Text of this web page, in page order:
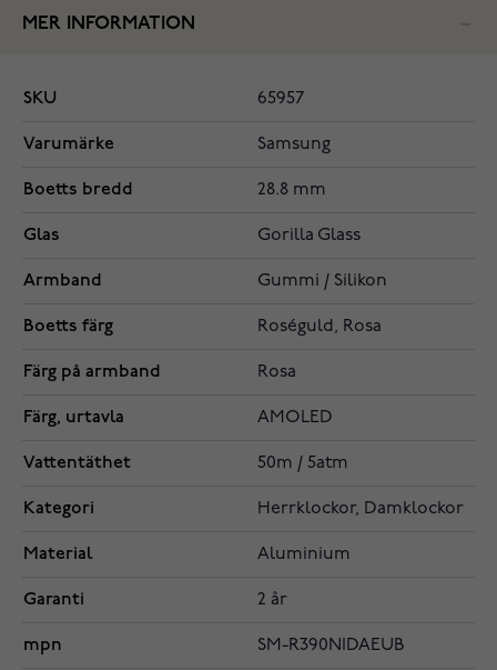
MER INFORMATION
SKU 65957
Varumärke Samsung
Boetts bredd 28.8 mm
Glas Gorilla Glass
Armband Gummi / Silikon
Boetts färg Roséguld, Rosa
Färg på armband Rosa
Färg, urtavla AMOLED
Vattentäthet 50m / 5atm
Kategori Herrklockor, Damklockor
Material Aluminium
Garanti 2 år
mpn SM-R390NIDAEUB